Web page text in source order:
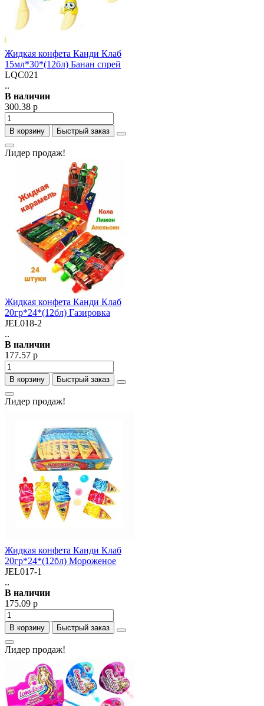
Жидкая конфета Канди Клаб
15мл*30*(12бл) Банан спрей
LQC021
..
В наличии
300.38 р
В корзину Быстрый заказ
Лидер продаж!
Жидкая конфета Канди Клаб
20гр*24*(12бл) Газировка
JEL018-2
..
В наличии
177.57 р
В корзину Быстрый заказ
Лидер продаж!
Жидкая конфета Канди Клаб
20гр*24*(12бл) Мороженое
JEL017-1
..
В наличии
175.09 р
В корзину Быстрый заказ
Лидер продаж!